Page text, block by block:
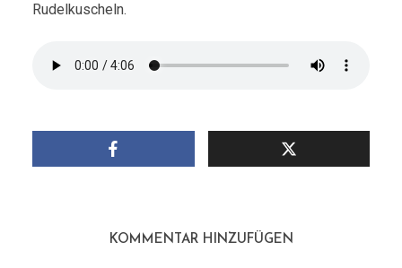
Rudelkuscheln.
KOMMENTAR HINZUFÜGEN